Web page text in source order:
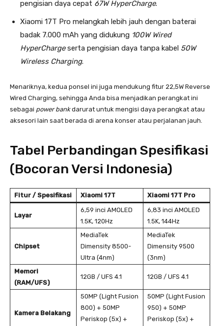
pengisian daya cepat 67W HyperCharge.
Xiaomi 17T Pro melangkah lebih jauh dengan baterai
badak 7.000 mAh yang didukung 100W Wired
HyperChargeserta pengisian daya tanpa kabel 50W
Wireless Charging.
Menariknya, kedua ponsel ini juga mendukung fitur 22,5W Reverse
Wired Charging, sehingga Anda bisa menjadikan perangkat ini
sebagai power bankdarurat untuk mengisi daya perangkat atau
aksesori lain saat berada di arena konser atau perjalanan jauh.
Tabel Perbandingan Spesifikasi
(Bocoran Versi Indonesia)
Fitur / Spesifikasi Xiaomi 17T Xiaomi 17T Pro
Layar
6,59 inci AMOLED
1.5K, 120Hz
6,83 inci AMOLED
1.5K, 144Hz
Chipset
MediaTek
Dimensity 8500-
Ultra (4nm)
MediaTek
Dimensity 9500
(3nm)
Memori
(RAM/UFS)
12GB / UFS 4.1 12GB / UFS 4.1
Kamera Belakang
50MP (Light Fusion
800) + 50MP
Periskop (5x) +
50MP (Light Fusion
950) + 50MP
Periskop (5x) +